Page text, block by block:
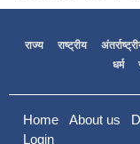
राज्य राष्ट्रीय
धर्म
Home About us
Login